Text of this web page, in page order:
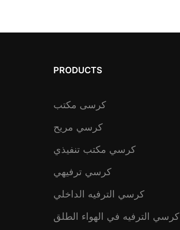
PRODUCTS
كرسى مكتب
كرسي مريح
كرسي مكتب تنفيذي
كرسي ترفيهي
كرسي الترفيه الداخلي
كرسي الترفيه في الهواء الطلق